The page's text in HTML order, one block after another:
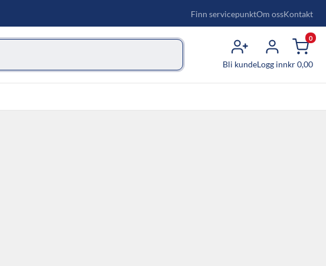
Finn servicepunktOm ossKontakt
Bli kundeLogg inn
0
kr0,00